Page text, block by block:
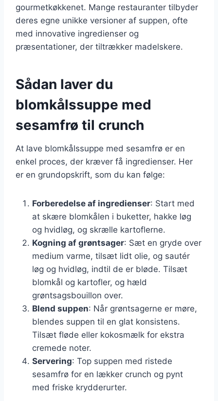
gourmetkøkkenet. Mange restauranter tilbyder
deres egne unikke versioner af suppen, ofte
med innovative ingredienser og
præsentationer, der tiltrækker madelskere.
Sådan laver du
blomkålssuppe med
sesamfrø til crunch
At lave blomkålssuppe med sesamfrø er en
enkel proces, der kræver få ingredienser. Her
er en grundopskrift, som du kan følge:
Forberedelse af ingredienser: Start med
at skære blomkålen i buketter, hakke løg
og hvidløg, og skrælle kartoflerne.
Kogning af grøntsager: Sæt en gryde over
medium varme, tilsæt lidt olie, og sautér
løg og hvidløg, indtil de er bløde. Tilsæt
blomkål og kartofler, og hæld
grøntsagsbouillon over.
Blend suppen: Når grøntsagerne er møre,
blendes suppen til en glat konsistens.
Tilsæt fløde eller kokosmælk for ekstra
cremede noter.
Servering: Top suppen med ristede
sesamfrø for en lækker crunch og pynt
med friske krydderurter.